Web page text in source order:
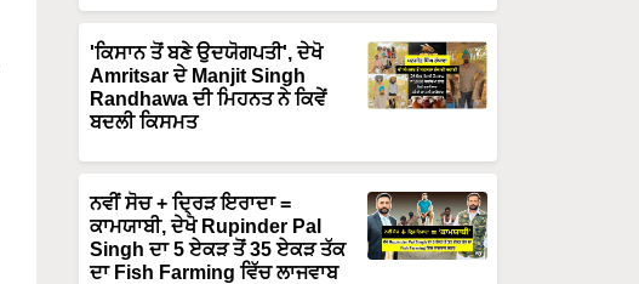
'ਕਿਸਾਨ ਤੋਂ ਬਣੇ ਉਦਯੋਗਪਤੀ', ਦੇਖੋ
Amritsar ਦੇ Manjit Singh
Randhawa ਦੀ ਮਿਹਨਤ ਨੇ ਕਿਵੇਂ
ਬਦਲੀ ਕਿਸਮਤ
ਨਵੀਂ ਸੋਚ + ਦ੍ਰਿੜ ਇਰਾਦਾ =
ਕਾਮਯਾਬੀ, ਦੇਖੋ Rupinder Pal
Singh ਦਾ 5 ਏਕੜ ਤੋਂ 35 ਏਕੜ ਤੱਕ
ਦਾ Fish Farming ਵਿੱਚ ਲਾਜਵਾਬ